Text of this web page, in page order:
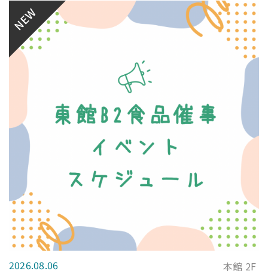
NEW
2026.08.06 本館 2F